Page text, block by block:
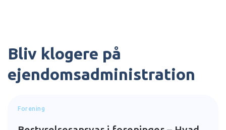
Bliv klogere på
ejendomsadministration
Forening